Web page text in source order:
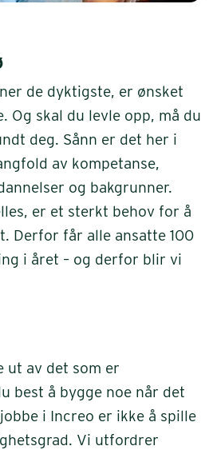
de dyktigste, er ønsket
Og skal du levle opp, må du
deg. Sånn er det her i
av kompetanse,
og bakgrunner.
er et sterkt behov for å
Derfor får alle ansatte 100
i året – og derfor blir vi
ut av det som er
best å bygge noe når det
i Increo er ikke å spille
Vi utfordrer